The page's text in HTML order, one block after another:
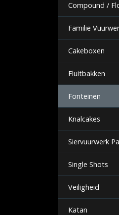
Compound /
Familie
Cakeboxen
Fluitbakken
Fonteinen
Knalcakes
Siervuurwerk
Single Shots
Veiligheid
Katan